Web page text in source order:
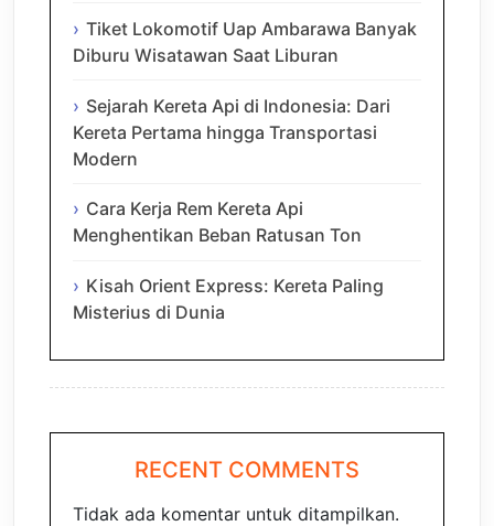
Tiket Lokomotif Uap Ambarawa Banyak
Diburu Wisatawan Saat Liburan
Sejarah Kereta Api di Indonesia: Dari
Kereta Pertama hingga Transportasi
Modern
Cara Kerja Rem Kereta Api
Menghentikan Beban Ratusan Ton
Kisah Orient Express: Kereta Paling
Misterius di Dunia
RECENT COMMENTS
Tidak ada komentar untuk ditampilkan.